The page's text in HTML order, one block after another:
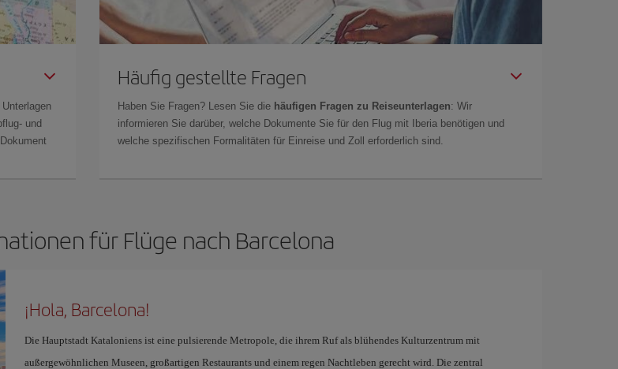
und
Häufig gestellte Fragen
Haben Sie Fragen? Lesen Sie die häufigen Fragen zu Reiseunterlagen: Wir
informieren Sie darüber, welche Dokumente Sie für den Flug mit Iberia benötigen und
welche spezifischen Formalitäten für Einreise und Zoll erforderlich sind.
für Flüge nach Barcelona
¡Hola, Barcelona!
Die Hauptstadt Kataloniens ist eine pulsierende Metropole, die ihrem Ruf als blühendes Kulturzentrum mit
außergewöhnlichen Museen, großartigen Restaurants und einem regen Nachtleben gerecht wird. Die zentral